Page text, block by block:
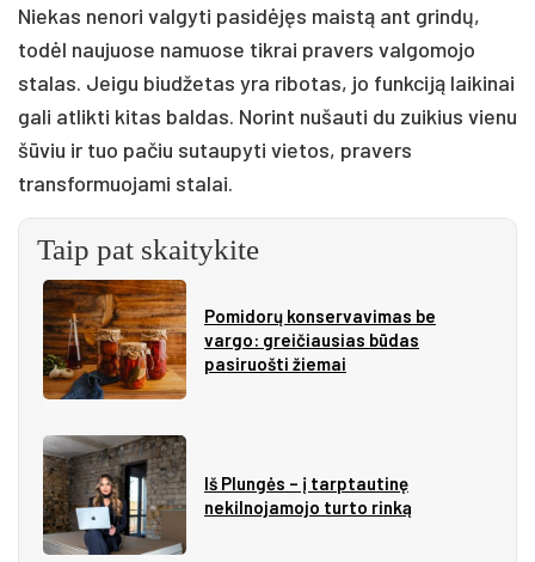
Niekas nenori valgyti pasidėjęs maistą ant grindų,
todėl naujuose namuose tikrai pravers valgomojo
stalas. Jeigu biudžetas yra ribotas, jo funkciją laikinai
gali atlikti kitas baldas. Norint nušauti du zuikius vienu
šūviu ir tuo pačiu sutaupyti vietos, pravers
transformuojami stalai.
Taip pat skaitykite
Pomidorų konservavimas be
vargo: greičiausias būdas
pasiruošti žiemai
Iš Plungės – į tarptautinę
nekilnojamojo turto rinką